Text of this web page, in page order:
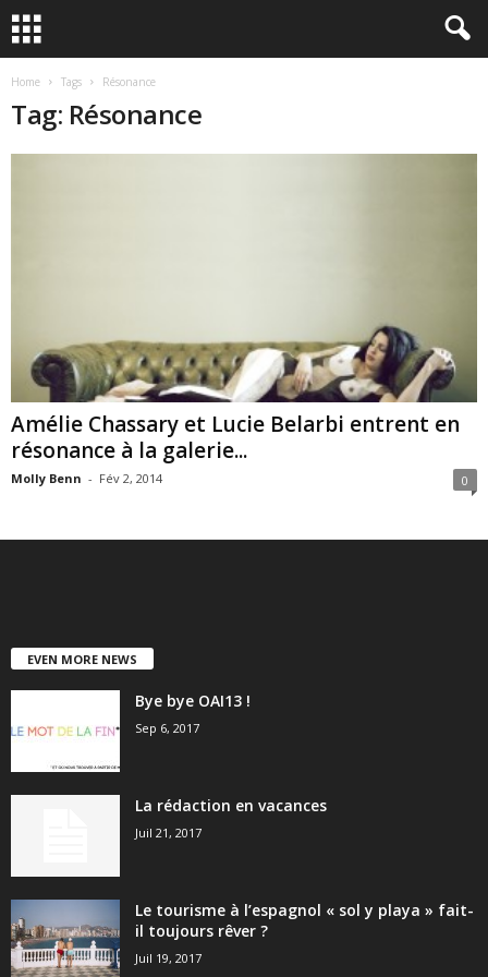
Home Tags Résonance
Tag: Résonance
Amélie Chassary et Lucie Belarbi entrent en
résonance à la galerie...
Molly Benn - Fév 2, 2014 0
EVEN MORE NEWS
Bye bye OAI13 !
Sep 6, 2017
La rédaction en vacances
Juil 21, 2017
Le tourisme à l’espagnol « sol y playa » fait-
il toujours rêver ?
Juil 19, 2017